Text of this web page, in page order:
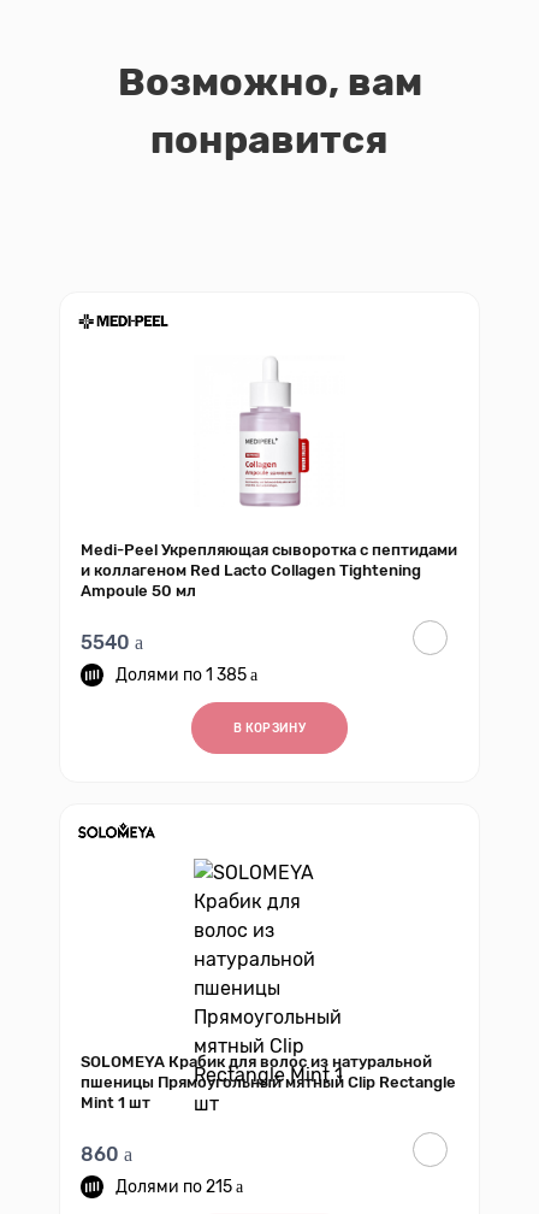
Возможно, вам
понравится
Medi-Peel Укрепляющая сыворотка с пептидами
и коллагеном Red Lacto Collagen Tightening
Ampoule 50 мл
5540
1 385
В КОРЗИНУ
SOLOMEYA Крабик для волос из натуральной
пшеницы Прямоугольный мятный Clip Rectangle
Mint 1 шт
860
215